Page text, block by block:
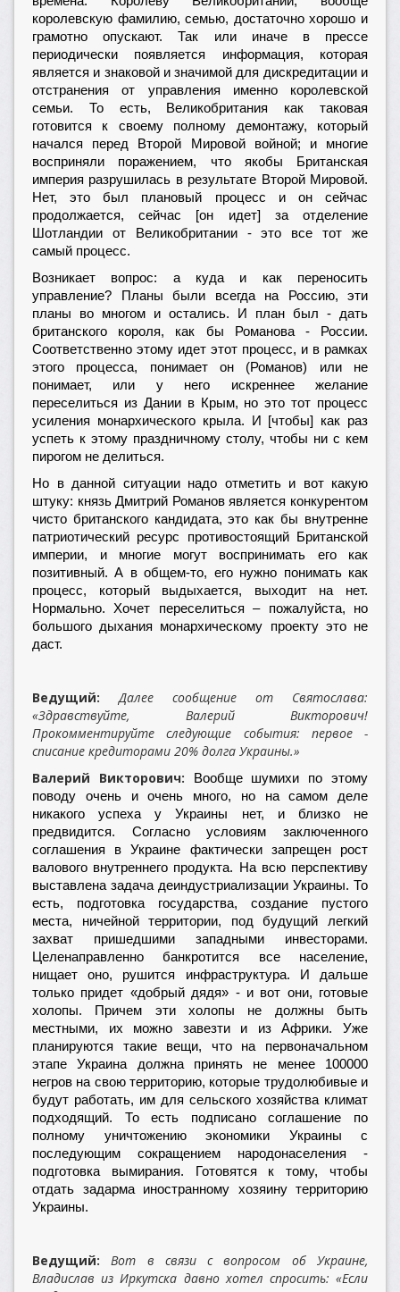
королевскую фамилию, семью, достаточно хорошо и
грамотно опускают. Так или иначе в прессе
периодически появляется информация, которая
является и знаковой и значимой для дискредитации и
отстранения от управления именно королевской
семьи. То есть, Великобритания как таковая
готовится к своему полному демонтажу, который
начался перед Второй Мировой войной; и многие
восприняли поражением, что якобы Британская
империя разрушилась в результате Второй Мировой.
Нет, это был плановый процесс и он сейчас
продолжается, сейчас [он идет] за отделение
Шотландии от Великобритании - это все тот же
самый процесс.
Возникает вопрос: а куда и как переносить
управление? Планы были всегда на Россию, эти
планы во многом и остались. И план был - дать
британского короля, как бы Романова - России.
Соответственно этому идет этот процесс, и в рамках
этого процесса, понимает он (Романов) или не
понимает, или у него искреннее желание
переселиться из Дании в Крым, но это тот процесс
усиления монархического крыла. И [чтобы] как раз
успеть к этому праздничному столу, чтобы ни с кем
пирогом не делиться.
Но в данной ситуации надо отметить и вот какую
штуку: князь Дмитрий Романов является конкурентом
чисто британского кандидата, это как бы внутренне
патриотический ресурс противостоящий Британской
империи, и многие могут воспринимать его как
позитивный. А в общем-то, его нужно понимать как
процесс, который выдыхается, выходит на нет.
Нормально. Хочет переселиться – пожалуйста, но
большого дыхания монархическому проекту это не
даст.
Ведущий:
Далее сообщение от Святослава:
«Здравствуйте, Валерий Викторович!
Прокомментируйте следующие события: первое -
списание кредиторами 20% долга Украины.»
Валерий Викторович: Вообще шумихи по этому
поводу очень и очень много, но на самом деле
никакого успеха у Украины нет, и близко не
предвидится. Согласно условиям заключенного
соглашения в Украине фактически запрещен рост
валового внутреннего продукта. На всю перспективу
выставлена задача деиндустриализации Украины. То
есть, подготовка государства, создание пустого
места, ничейной территории, под будущий легкий
захват пришедшими западными инвесторами.
Целенаправленно банкротится все население,
нищает оно, рушится инфраструктура. И дальше
только придет «добрый дядя» - и вот они, готовые
холопы. Причем эти холопы не должны быть
местными, их можно завезти и из Африки. Уже
планируются такие вещи, что на первоначальном
этапе Украина должна принять не менее 100000
негров на свою территорию, которые трудолюбивые и
будут работать, им для сельского хозяйства климат
подходящий. То есть подписано соглашение по
полному уничтожению экономики Украины с
последующим сокращением народонаселения -
подготовка вымирания. Готовятся к тому, чтобы
отдать задарма иностранному хозяину территорию
Украины.
Ведущий:
Вот в связи с вопросом об Украине,
Владислав из Иркутска давно хотел спросить: «Если